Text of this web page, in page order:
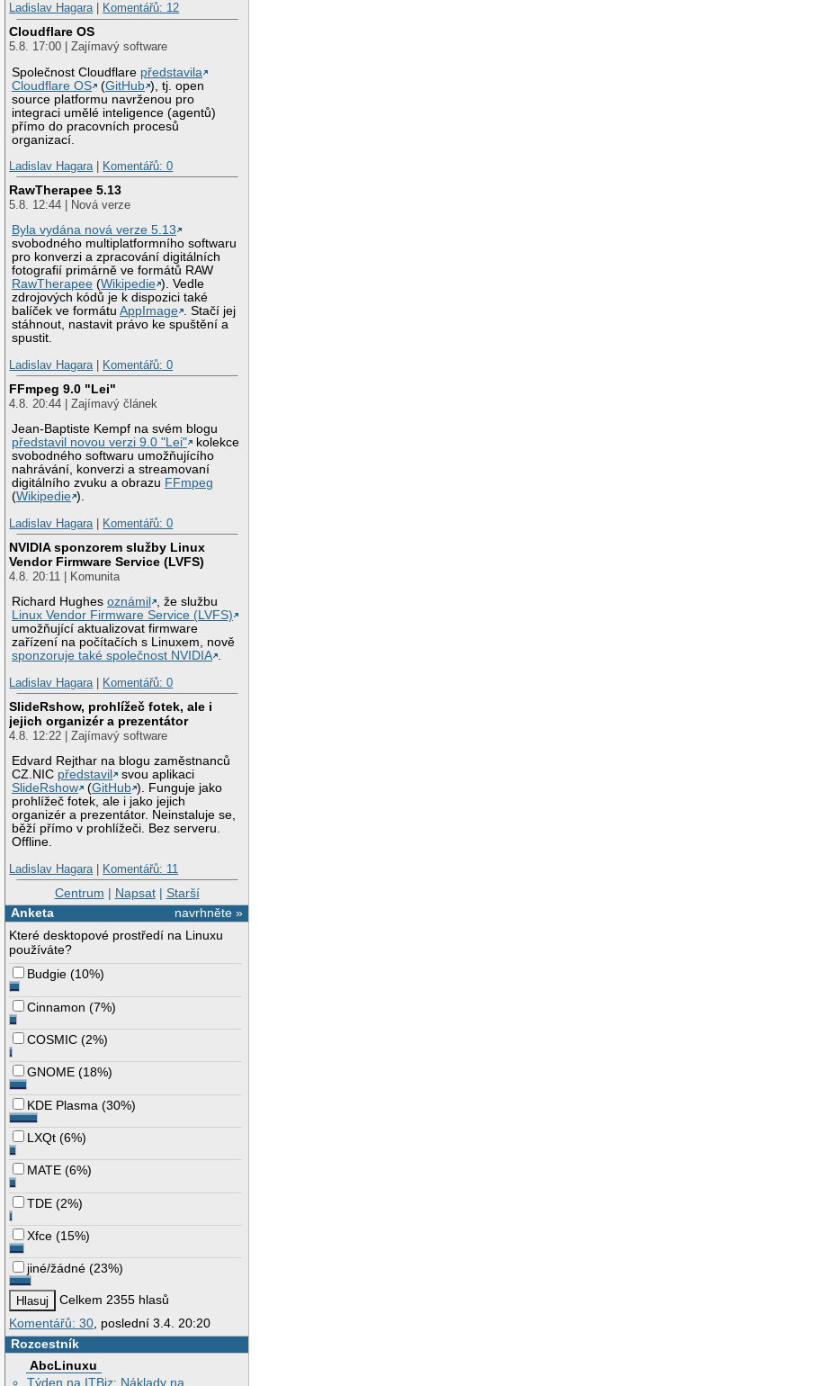
Ladislav Hagara| Komentářů: 12
Cloudflare OS
5.8. 17:00 | Zajímavý software
Společnost Cloudflare představila
Cloudflare OS
(GitHub ), tj. open
source platformu navrženou pro
integraci umělé inteligence (agentů)
přímo do pracovních procesů
organizací.
Ladislav Hagara| Komentářů: 0
RawTherapee 5.13
5.8. 12:44 | Nová verze
Byla vydána nová verze 5.13
svobodného multiplatformního softwaru
pro konverzi a zpracování digitálních
fotografií primárně ve formátů RAW
RawTherapee (Wikipedie ). Vedle
zdrojových kódů je k dispozici také
balíček ve formátuAppImage . Stačí jej
stáhnout, nastavit právo ke spuštění a
spustit.
Ladislav Hagara| Komentářů: 0
FFmpeg 9.0 "Lei"
4.8. 20:44 | Zajímavý článek
Jean-Baptiste Kempf na svém blogu
představil novou verzi 9.0 "Lei"
kolekce
svobodného softwaru umožňujícího
nahrávání, konverzi a streamovaní
digitálního zvuku a obrazu FFmpeg
(Wikipedie ).
Ladislav Hagara| Komentářů: 0
NVIDIA sponzorem služby Linux
Vendor Firmware Service (LVFS)
4.8. 20:11 | Komunita
Richard Hughesoznámil
, že službu
Linux Vendor Firmware Service (LVFS)
umožňující aktualizovat firmware
zařízení na počítačích s Linuxem, nově
sponzoruje také společnost NVIDIA .
Ladislav Hagara| Komentářů: 0
SlideRshow, prohlížeč fotek, ale i
jejich organizér a prezentátor
4.8. 12:22 | Zajímavý software
Edvard Rejthar na blogu zaměstnanců
CZ.NIC představil
svou aplikaci
SlideRshow
(GitHub ). Funguje jako
prohlížeč fotek, ale i jako jejich
organizér a prezentátor. Neinstaluje se,
běží přímo v prohlížeči. Bez serveru.
Offline.
Ladislav Hagara| Komentářů: 11
Centrum | Napsat| Starší
navrhněte »
Anketa
Které desktopové prostředí na Linuxu
používáte?
Budgie (10%)
Cinnamon (7%)
COSMIC (2%)
GNOME (18%)
KDE Plasma (30%)
LXQt (6%)
MATE (6%)
TDE (2%)
Xfce (15%)
jiné/žádné (23%)
Celkem 2355 hlasů
Komentářů: 30 , poslední 3.4. 20:20
Rozcestník
AbcLinuxu
Týden na ITBiz: Náklady na